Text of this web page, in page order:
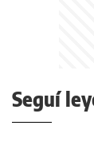
Seguí